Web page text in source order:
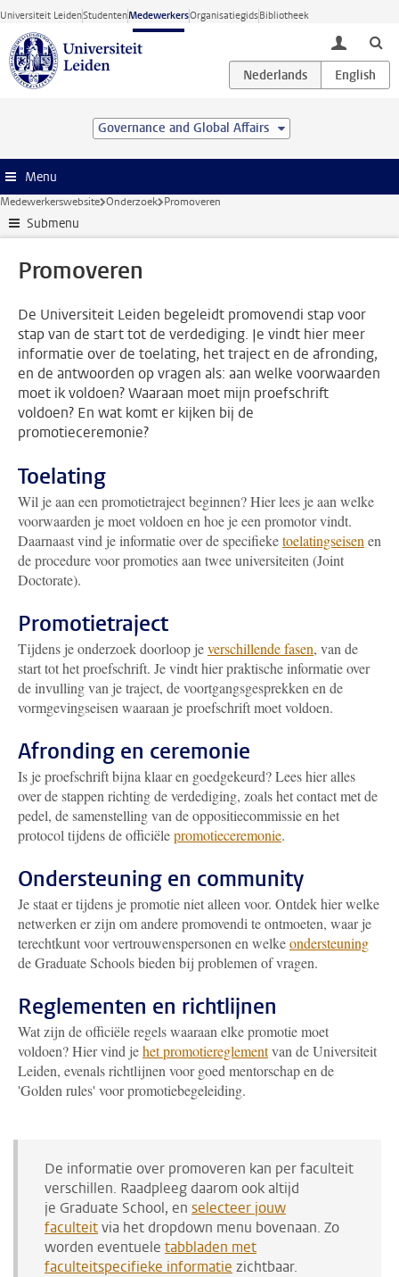
Ga direct naar de inhoud
Universiteit LeidenStudentenMedewerkersOrganisatiegidsBibliotheek
toggle
Governance and Global Affairs
Menu
Medewerkerswebsite Onderzoek Promoveren
Submenu
Promoveren
De Universiteit Leiden begeleidt promovendi stap voor
stap van de start tot de verdediging. Je vindt hier meer
informatie over de toelating, het traject en de afronding,
en de antwoorden op vragen als: aan welke voorwaarden
moet ik voldoen? Waaraan moet mijn proefschrift
voldoen? En wat komt er kijken bij de
promotieceremonie?
Toelating
Wil je aan een promotietraject beginnen? Hier lees je aan welke
voorwaarden je moet voldoen en hoe je een promotor vindt.
Daarnaast vind je informatie over de specifieketoelatingseisen en
de procedure voor promoties aan twee universiteiten (Joint
Doctorate).
Promotietraject
Tijdens je onderzoek doorloop jeverschillende fasen, van de
start tot het proefschrift. Je vindt hier praktische informatie over
de invulling van je traject, de voortgangsgesprekken en de
vormgevingseisen waaraan je proefschrift moet voldoen.
Afronding en ceremonie
Is je proefschrift bijna klaar en goedgekeurd? Lees hier alles
over de stappen richting de verdediging, zoals het contact met de
pedel, de samenstelling van de oppositiecommissie en het
protocol tijdens de officiëlepromotieceremonie.
Ondersteuning en community
Je staat er tijdens je promotie niet alleen voor. Ontdek hier welke
netwerken er zijn om andere promovendi te ontmoeten, waar je
terechtkunt voor vertrouwenspersonen en welkeondersteuning
de Graduate Schools bieden bij problemen of vragen.
Reglementen en richtlijnen
Wat zijn de officiële regels waaraan elke promotie moet
voldoen? Hier vind jehet promotiereglementvan de Universiteit
Leiden, evenals richtlijnen voor goed mentorschap en de
'Golden rules' voor promotiebegeleiding.
De informatie over promoveren kan per faculteit
verschillen. Raadpleeg daarom ook altijd
je Graduate School, en selecteer jouw
faculteitvia het dropdown menu bovenaan. Zo
worden eventuele tabbladen met
faculteitspecifieke informatie zichtbaar.